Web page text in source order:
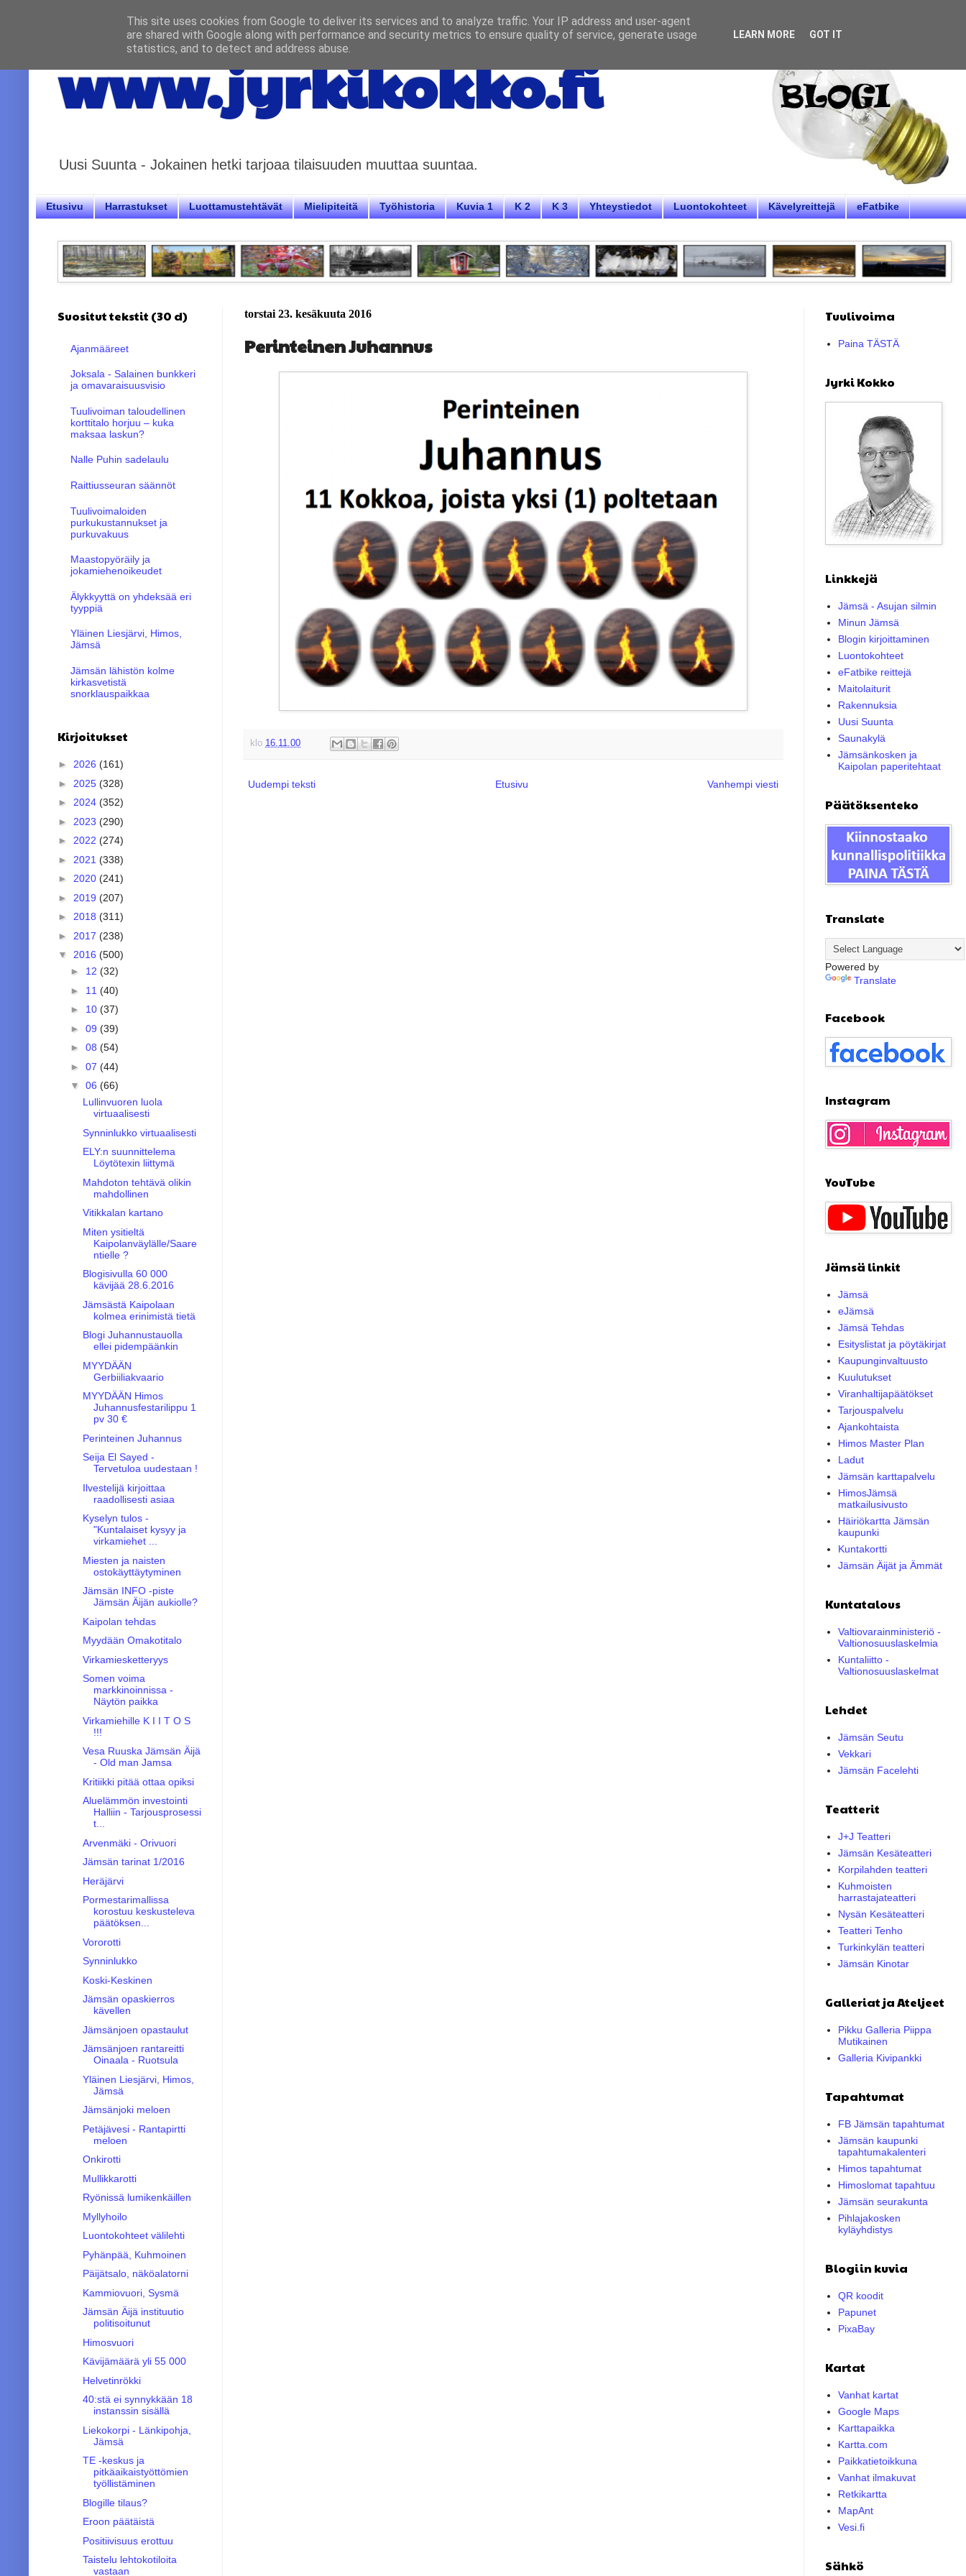
www.jyrkikokko.fi
Uusi Suunta - Jokainen hetki tarjoaa tilaisuuden muuttaa suuntaa.
Etusivu Harrastukset Luottamustehtävät Mielipiteitä Työhistoria Kuvia 1 K 2 K 3 Yhteystiedot Luontokohteet Kävelyreittejä eFatbike
torstai 23. kesäkuuta 2016
Perinteinen Juhannus
klo 16.11.00
Uudempi teksti Vanhempi viesti
Etusivu
Suositut tekstit (30 d)
Ajanmääreet
Joksala - Salainen bunkkeri
ja omavaraisuusvisio
Tuulivoiman taloudellinen
korttitalo horjuu – kuka
maksaa laskun?
Nalle Puhin sadelaulu
Raittiusseuran säännöt
Tuulivoimaloiden
purkukustannukset ja
purkuvakuus
Maastopyöräily ja
jokamiehenoikeudet
Älykkyyttä on yhdeksää eri
tyyppiä
Yläinen Liesjärvi, Himos,
Jämsä
Jämsän lähistön kolme
kirkasvetistä
snorklauspaikkaa
Kirjoitukset
► 2026 (161)
► 2025 (328)
► 2024 (352)
► 2023 (290)
► 2022 (274)
► 2021 (338)
► 2020 (241)
► 2019 (207)
► 2018 (311)
► 2017 (238)
▼ 2016 (500)
► 12 (32)
► 11 (40)
► 10 (37)
► 09 (39)
► 08 (54)
► 07 (44)
▼ 06 (66)
Lullinvuoren luola
virtuaalisesti
Synninlukko virtuaalisesti
ELY:n suunnittelema
Löytötexin liittymä
Mahdoton tehtävä olikin
mahdollinen
Vitikkalan kartano
Miten ysitieltä
Kaipolanväylälle/Saare
ntielle ?
Blogisivulla 60 000
kävijää 28.6.2016
Jämsästä Kaipolaan
kolmea erinimistä tietä
Blogi Juhannustauolla
ellei pidempäänkin
MYYDÄÄN
Gerbiiliakvaario
MYYDÄÄN Himos
Juhannusfestarilippu 1
pv 30 €
Perinteinen Juhannus
Seija El Sayed -
Tervetuloa uudestaan !
Ilvestelijä kirjoittaa
raadollisesti asiaa
Kyselyn tulos -
"Kuntalaiset kysyy ja
virkamiehet ...
Miesten ja naisten
ostokäyttäytyminen
Jämsän INFO -piste
Jämsän Äijän aukiolle?
Kaipolan tehdas
Myydään Omakotitalo
Virkamiesketteryys
Somen voima
markkinoinnissa -
Näytön paikka
Virkamiehille K I I T O S
!!!
Vesa Ruuska Jämsän Äijä
- Old man Jamsa
Kritiikki pitää ottaa opiksi
Aluelämmön investointi
Halliin - Tarjousprosessi
t...
Arvenmäki - Orivuori
Jämsän tarinat 1/2016
Heräjärvi
Pormestarimallissa
korostuu keskusteleva
päätöksen...
Vororotti
Synninlukko
Koski-Keskinen
Jämsän opaskierros
kävellen
Jämsänjoen opastaulut
Jämsänjoen rantareitti
Oinaala - Ruotsula
Yläinen Liesjärvi, Himos,
Jämsä
Jämsänjoki meloen
Petäjävesi - Rantapirtti
meloen
Onkirotti
Mullikkarotti
Ryönissä lumikenkäillen
Myllyhoilo
Luontokohteet välilehti
Pyhänpää, Kuhmoinen
Päijätsalo, näköalatorni
Kammiovuori, Sysmä
Jämsän Äijä instituutio
politisoitunut
Himosvuori
Kävijämäärä yli 55 000
Helvetinrökki
40:stä ei synnykkään 18
instanssin sisällä
Liekokorpi - Länkipohja,
Jämsä
TE -keskus ja
pitkäaikaistyöttömien
työllistäminen
Blogille tilaus?
Eroon päätäistä
Positiivisuus erottuu
Taistelu lehtokotiloita
vastaan
Tuulivoima
Paina TÄSTÄ
Jyrki Kokko
Linkkejä
Jämsä - Asujan silmin
Minun Jämsä
Blogin kirjoittaminen
Luontokohteet
eFatbike reittejä
Maitolaiturit
Rakennuksia
Uusi Suunta
Saunakylä
Jämsänkosken ja
Kaipolan paperitehtaat
Päätöksenteko
Translate
Powered by
Translate
Facebook
Instagram
YouTube
Jämsä linkit
Jämsä
eJämsä
Jämsä Tehdas
Esityslistat ja pöytäkirjat
Kaupunginvaltuusto
Kuulutukset
Viranhaltijapäätökset
Tarjouspalvelu
Ajankohtaista
Himos Master Plan
Ladut
Jämsän karttapalvelu
HimosJämsä
matkailusivusto
Häiriökartta Jämsän
kaupunki
Kuntakortti
Jämsän Äijät ja Ämmät
Kuntatalous
Valtiovarainministeriö -
Valtionosuuslaskelmia
Kuntaliitto -
Valtionosuuslaskelmat
Lehdet
Jämsän Seutu
Vekkari
Jämsän Facelehti
Teatterit
J+J Teatteri
Jämsän Kesäteatteri
Korpilahden teatteri
Kuhmoisten
harrastajateatteri
Nysän Kesäteatteri
Teatteri Tenho
Turkinkylän teatteri
Jämsän Kinotar
Galleriat ja Ateljeet
Pikku Galleria Piippa
Mutikainen
Galleria Kivipankki
Tapahtumat
FB Jämsän tapahtumat
Jämsän kaupunki
tapahtumakalenteri
Himos tapahtumat
Himoslomat tapahtuu
Jämsän seurakunta
Pihlajakosken
kyläyhdistys
Blogiin kuvia
QR koodit
Papunet
PixaBay
Kartat
Vanhat kartat
Google Maps
Karttapaikka
Kartta.com
Paikkatietoikkuna
Vanhat ilmakuvat
Retkikartta
MapAnt
Vesi.fi
Sähkö
This site uses cookies from Google to deliver its services and to analyze traffic. Your IP address and user-agent
are shared with Google along with performance and security metrics to ensure quality of service, generate usage
statistics, and to detect and address abuse.
LEARN MORE GOT IT